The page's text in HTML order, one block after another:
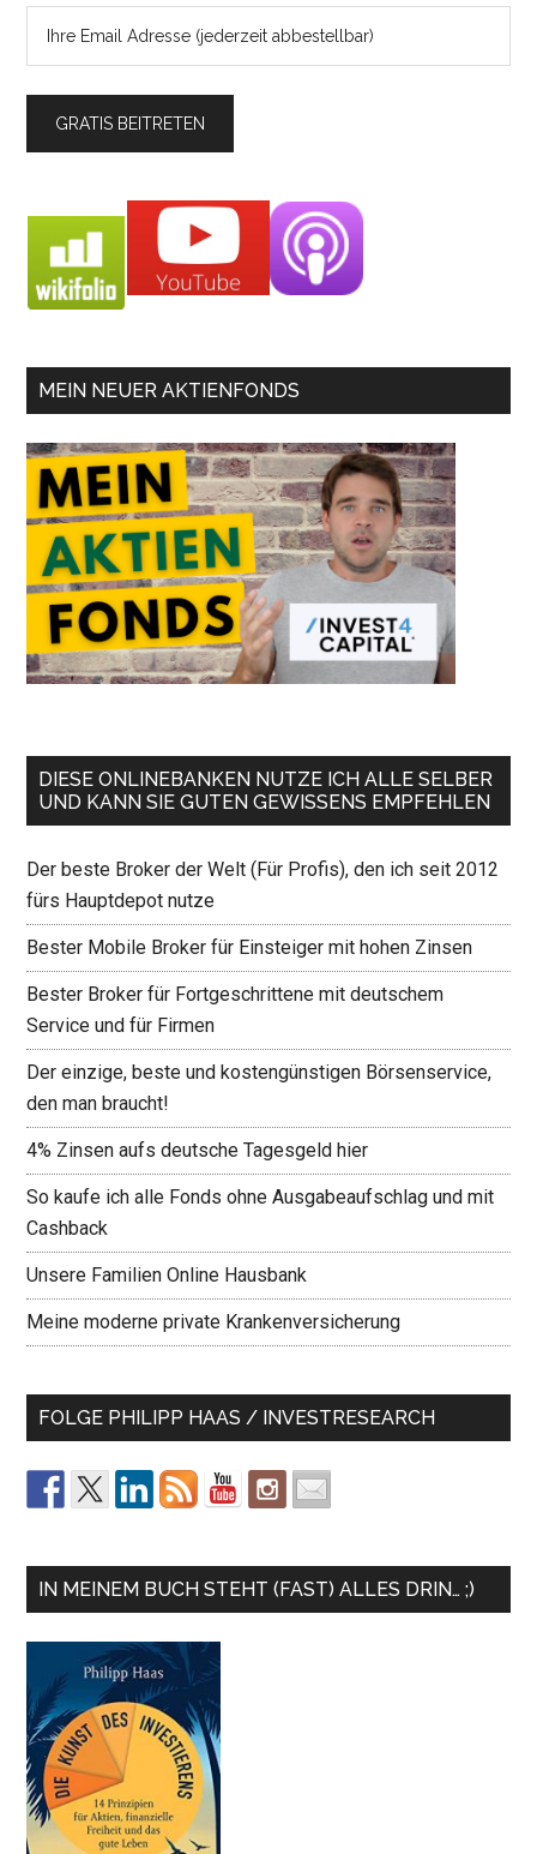
MEIN NEUER AKTIENFONDS
DIESE ONLINEBANKEN NUTZE ICH ALLE SELBER
UND KANN SIE GUTEN GEWISSENS EMPFEHLEN
Der beste Broker der Welt (Für Profis), den ich seit 2012
fürs Hauptdepot nutze
Bester Mobile Broker für Einsteiger mit hohen Zinsen
Bester Broker für Fortgeschrittene mit deutschem
Service und für Firmen
Der einzige, beste und kostengünstigen Börsenservice,
den man braucht!
4% Zinsen aufs deutsche Tagesgeld hier
So kaufe ich alle Fonds ohne Ausgabeaufschlag und mit
Cashback
Unsere Familien Online Hausbank
Meine moderne private Krankenversicherung
FOLGE PHILIPP HAAS / INVESTRESEARCH
IN MEINEM BUCH STEHT (FAST) ALLES DRIN… ;)